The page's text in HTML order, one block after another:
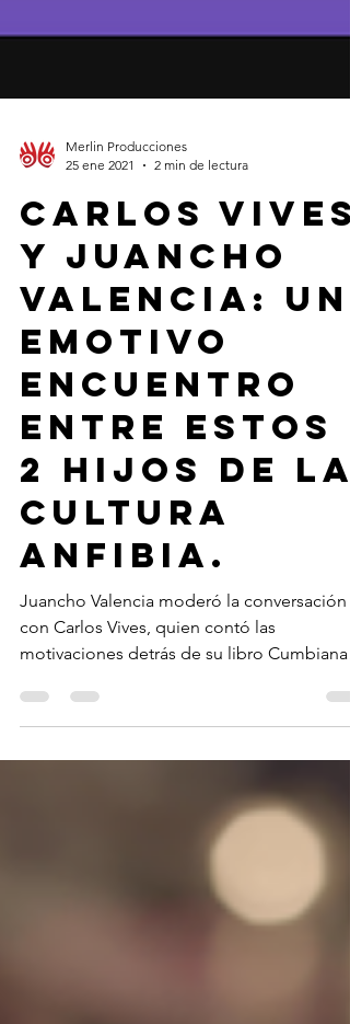
25 ene 2021
2 min de lectura
Carlos Vives
y Juancho
Valencia: un
emotivo
encuentro
entre estos
2 hijos de la
cultura
anfibia.
Juancho Valencia moderó la conversación
en el Hay Festival